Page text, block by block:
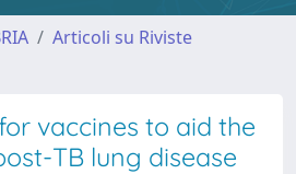
Articoli su Riviste
vaccines to aid the
TB lung disease